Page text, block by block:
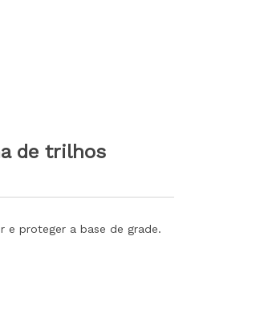
de trilhos